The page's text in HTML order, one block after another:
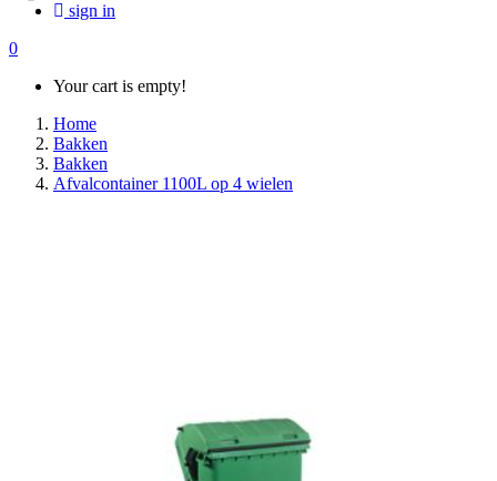
sign in
0
Your cart is empty!
Home
Bakken
Bakken
Afvalcontainer 1100L op 4 wielen